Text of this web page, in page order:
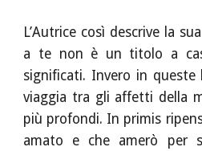
L’Autrice così descrive la
a te non è un titolo a
significati. Invero in queste
viaggia tra gli affetti della
più profondi. In primis
amato e che amerò per